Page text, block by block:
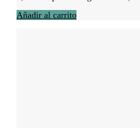
Añadir al carrito